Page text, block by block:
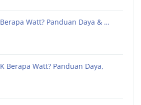
Berapa Watt? Panduan Daya & …
Berapa Watt? Panduan Daya,